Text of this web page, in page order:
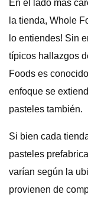
En el lado más
la tienda, Whole
lo entiendes! Sin
típicos hallazgos
Foods es
enfoque se
pasteles también.
Si bien cada
pasteles
varían según la
provienen de